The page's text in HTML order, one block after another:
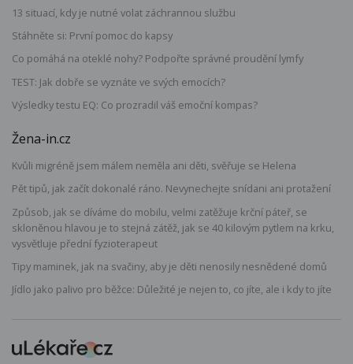
13 situací, kdy je nutné volat záchrannou službu
Stáhněte si: První pomoc do kapsy
Co pomáhá na oteklé nohy? Podpořte správné proudění lymfy
TEST: Jak dobře se vyznáte ve svých emocích?
Výsledky testu EQ: Co prozradil váš emoční kompas?
Žena-in.cz
Kvůli migréně jsem málem neměla ani děti, svěřuje se Helena
Pět tipů, jak začít dokonalé ráno. Nevynechejte snídani ani protažení
Způsob, jak se díváme do mobilu, velmi zatěžuje krční páteř, se
skloněnou hlavou je to stejná zátěž, jak se 40 kilovým pytlem na krku,
vysvětluje přední fyzioterapeut
Tipy maminek, jak na svačiny, aby je děti nenosily nesnědené domů
Jídlo jako palivo pro běžce: Důležité je nejen to, co jíte, ale i kdy to jíte